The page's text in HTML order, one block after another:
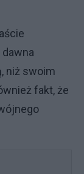
niż swoim
fakt, że